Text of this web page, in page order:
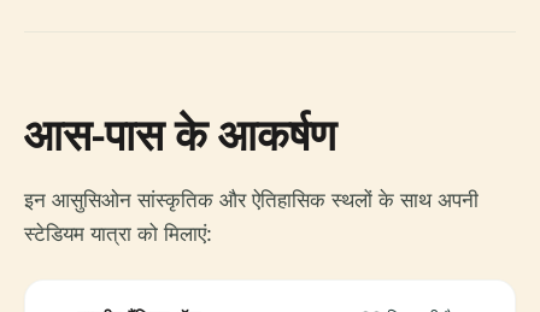
आस-पास के आकर्षण
इन आसुसिओन सांस्कृतिक और ऐतिहासिक स्थलों के साथ अपनी
स्टेडियम यात्रा को मिलाएं: